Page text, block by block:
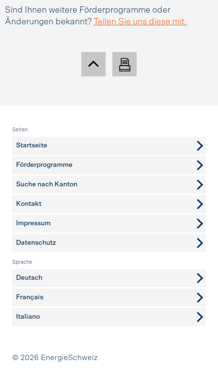
Sind Ihnen weitere Förderprogramme oder
Änderungen bekannt?
Teilen Sie uns diese mit.
Fusszeile
Seiten
Startseite
Förderprogramme
Suche nach Kanton
weitere Seiten
Kontakt
Impressum
Datenschutz
Sprache
Deutsch
Français
Italiano
Partner
© 2026 EnergieSchweiz